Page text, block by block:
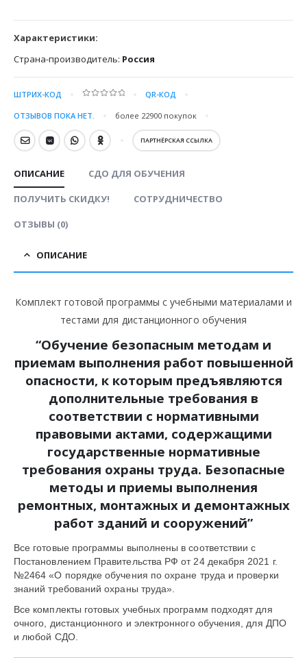
Характеристики:
Страна-производитель: Россия
ШТРИХ-КОД QR-КОД
ОТЗЫВОВ ПОКА НЕТ. более 22900 покупок
ПАРТНЁРСКАЯ ССЫЛКА
ОПИСАНИЕ СДО ДЛЯ ОБУЧЕНИЯ
ПОЛУЧИТЬ СКИДКУ! СОТРУДНИЧЕСТВО
ОТЗЫВЫ (0)
ОПИСАНИЕ
Комплект готовой программы с учебными материалами и
тестами для дистанционного обучения
“Обучение безопасным методам и
приемам выполнения работ повышенной
опасности, к которым предъявляются
дополнительные требования в
соответствии с нормативными
правовыми актами, содержащими
государственные нормативные
требования охраны труда. Безопасные
методы и приемы выполнения
ремонтных, монтажных и демонтажных
работ зданий и сооружений”
Все готовые программы выполнены в соответствии с
Постановлением Правительства РФ от 24 декабря 2021 г.
№2464 «О порядке обучения по охране труда и проверки
знаний требований охраны труда».
Все комплекты готовых учебных программ подходят для
очного, дистанционного и электронного обучения, для ДПО
и любой СДО.